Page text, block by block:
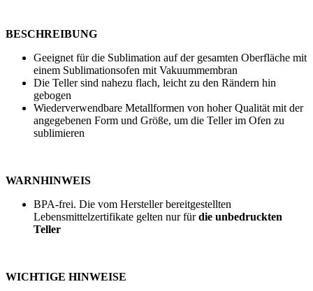
BESCHREIBUNG
Geeignet für die Sublimation auf der gesamten Oberfläche mit
einem Sublimationsofen mit Vakuummembran
Die Teller sind nahezu flach, leicht zu den Rändern hin
gebogen
Wiederverwendbare Metallformen von hoher Qualität mit der
angegebenen Form und Größe, um die Teller im Ofen zu
sublimieren
WARNHINWEIS
BPA-frei. Die vom Hersteller bereitgestellten
Lebensmittelzertifikate gelten nur fürdie unbedruckten
Teller
WICHTIGE HINWEISE